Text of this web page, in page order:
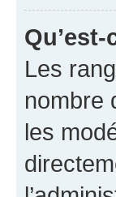
Les
nombre
les